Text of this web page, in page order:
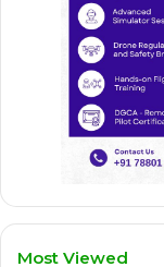
Most Viewed